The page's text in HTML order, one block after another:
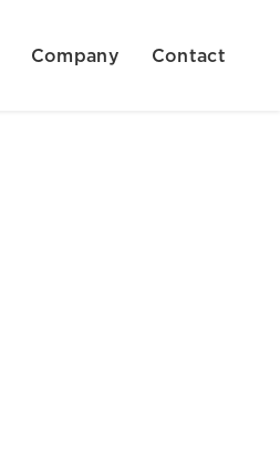
Company Contact